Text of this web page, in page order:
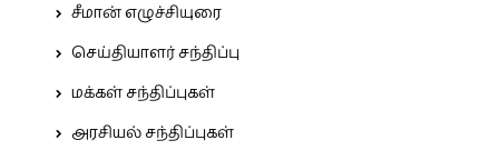
சீமான் எழுச்சியுரை
செய்தியாளர் சந்திப்பு
மக்கள் சந்திப்புகள்
அரசியல் சந்திப்புகள்